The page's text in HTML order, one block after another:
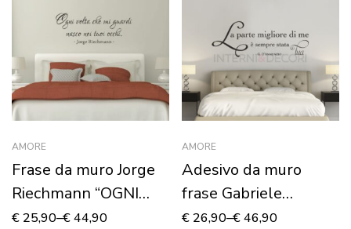
AMORE
Frase da muro Jorge
Riechmann “OGNI
VOLTA…”
€ 25,90–€44,90
AMORE
Adesivo da muro
frase Gabriele
D’Annunzio
€ 26,90–€46,90